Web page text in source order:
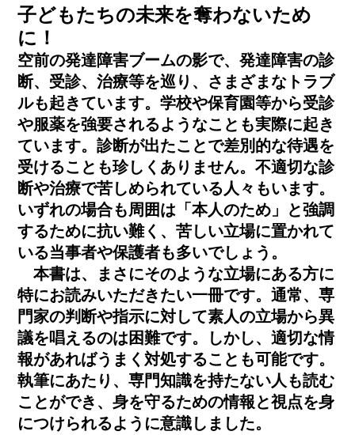
子どもたちの未来を奪わないため
に！
空前の発達障害ブームの影で、発達障害の診
断、受診、治療等を巡り、さまざまなトラブ
ルも起きています。学校や保育園等から受診
や服薬を強要されるようなことも実際に起き
ています。診断が出たことで差別的な待遇を
受けることも珍しくありません。不適切な診
断や治療で苦しめられている人々もいます。
いずれの場合も周囲は「本人のため」と強調
するために抗い難く、苦しい立場に置かれて
いる当事者や保護者も多いでしょう。
本書は、まさにそのような立場にある方に
特にお読みいただきたい一冊です。通常、専
門家の判断や指示に対して素人の立場から異
議を唱えるのは困難です。しかし、適切な情
報があればうまく対処することも可能です。
執筆にあたり、専門知識を持たない人も読む
ことができ、身を守るための情報と視点を身
につけられるように意識しました。